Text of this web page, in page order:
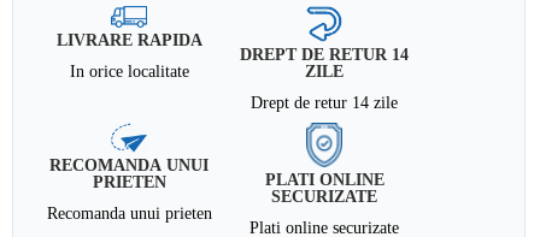
LIVRARE RAPIDA
In orice localitate
DREPT DE RETUR 14
ZILE
Drept de retur 14 zile
RECOMANDA UNUI
PRIETEN
Recomanda unui prieten
PLATI ONLINE
SECURIZATE
Plati online securizate